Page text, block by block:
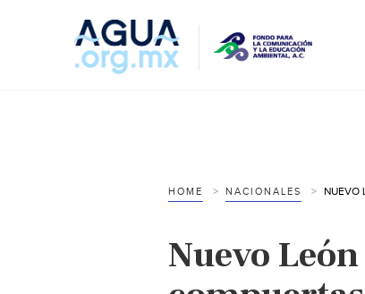
HOME NACIONALES
Nuevo